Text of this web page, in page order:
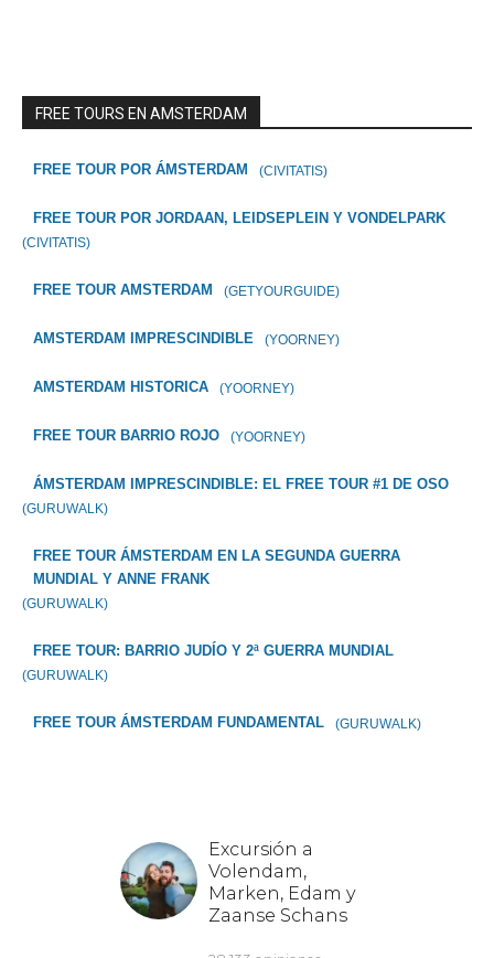
FREE TOURS EN AMSTERDAM
FREE TOUR POR ÁMSTERDAM (CIVITATIS)
FREE TOUR POR JORDAAN, LEIDSEPLEIN Y VONDELPARK
(CIVITATIS)
FREE TOUR AMSTERDAM (GETYOURGUIDE)
AMSTERDAM IMPRESCINDIBLE (YOORNEY)
AMSTERDAM HISTORICA (YOORNEY)
FREE TOUR BARRIO ROJO (YOORNEY)
ÁMSTERDAM IMPRESCINDIBLE: EL FREE TOUR #1 DE OSO
(GURUWALK)
FREE TOUR ÁMSTERDAM EN LA SEGUNDA GUERRA
MUNDIAL Y ANNE FRANK
(GURUWALK)
FREE TOUR: BARRIO JUDÍO Y 2ª GUERRA MUNDIAL
(GURUWALK)
FREE TOUR ÁMSTERDAM FUNDAMENTAL (GURUWALK)